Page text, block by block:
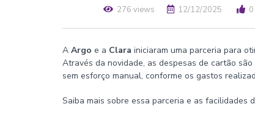
276 views 12/12/2025 0
A Argo e a Clara iniciaram uma parceria para
Através da novidade, as despesas de cartão
sem esforço manual, conforme os gastos
Saiba mais sobre essa parceria e as